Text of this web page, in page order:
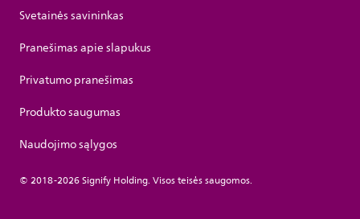
Svetainės savininkas
Pranešimas apie slapukus
Privatumo pranešimas
Produkto saugumas
Naudojimo sąlygos
© 2018-2026 Signify Holding. Visos teisės saugomos.